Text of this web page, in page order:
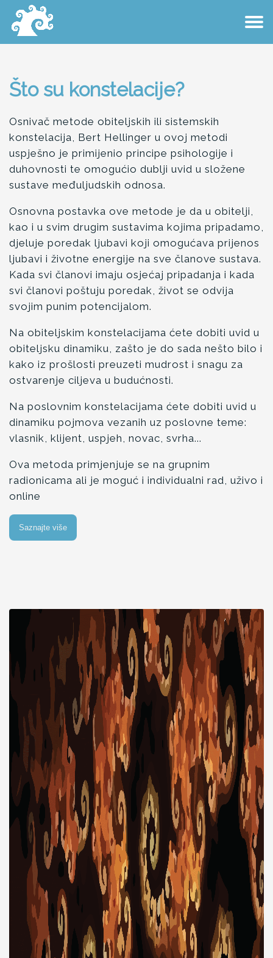
Što su konstelacije?
Osnivač metode obiteljskih ili sistemskih
konstelacija, Bert Hellinger u ovoj metodi
uspješno je primijenio principe psihologije i
duhovnosti te omogućio dublji uvid u složene
sustave međuljudskih odnosa.
Osnovna postavka ove metode je da u obitelji,
kao i u svim drugim sustavima kojima pripadamo,
djeluje poredak ljubavi koji omogućava prijenos
ljubavi i životne energije na sve članove sustava.
Kada svi članovi imaju osjećaj pripadanja i kada
svi članovi poštuju poredak, život se odvija
svojim punim potencijalom.
Na obiteljskim konstelacijama ćete dobiti uvid u
obiteljsku dinamiku, zašto je do sada nešto bilo i
kako iz prošlosti preuzeti mudrost i snagu za
ostvarenje ciljeva u budućnosti.
Na poslovnim konstelacijama ćete dobiti uvid u
dinamiku pojmova vezanih uz poslovne teme:
vlasnik, klijent, uspjeh, novac, svrha...
Ova metoda primjenjuje se na grupnim
radionicama ali je moguć i individualni rad, uživo i
online
Saznajte više